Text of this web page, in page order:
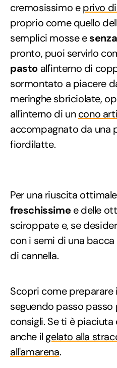
cremosissimo eprivo
proprio come quello
semplici mosse e
pronto, puoi servirlo
pasto all'interno di
sormontato a piacere
meringhe sbriciolate,
all'interno di uncono
accompagnato da una
fiordilatte.
Per una riuscita
freschissimee delle
sciroppate e, se
con i semi di una
di cannella.
Scopri come preparare
seguendo passo
consigli. Se ti è
anche il gelato alla
all'amarena.